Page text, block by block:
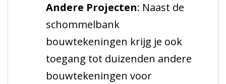
Andere Projecten: Naast de
schommelbank
bouwtekeningen krijg je ook
toegang tot duizenden andere
bouwtekeningen voor